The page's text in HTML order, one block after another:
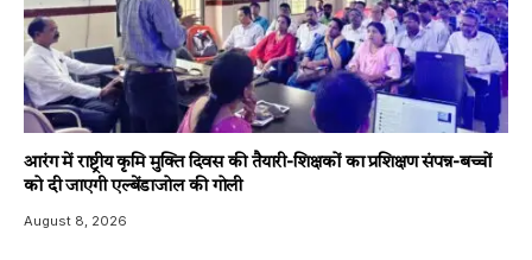
आरंग में राष्ट्रीय कृमि मुक्ति दिवस की तैयारी-शिक्षकों का प्रशिक्षण संपन्न-बच्चों
को दी जाएगी एल्बेंडाजोल की गोली
August 8, 2026